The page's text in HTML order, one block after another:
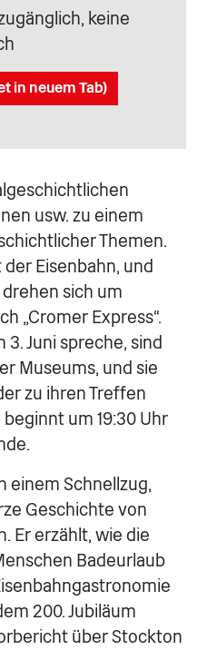
keine
in neuem Tab)
usw. zu einem
Themen.
Eisenbahn, und
sich um
„Cromer Express“.
Juni spreche, sind
Museums, und sie
zu ihren Treffen
um 19:30 Uhr
einem Schnellzug,
Geschichte von
Er erzählt, wie die
Badeurlaub
200. Jubiläum
über Stockton